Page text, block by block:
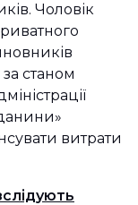
Чоловік
станом
витрати